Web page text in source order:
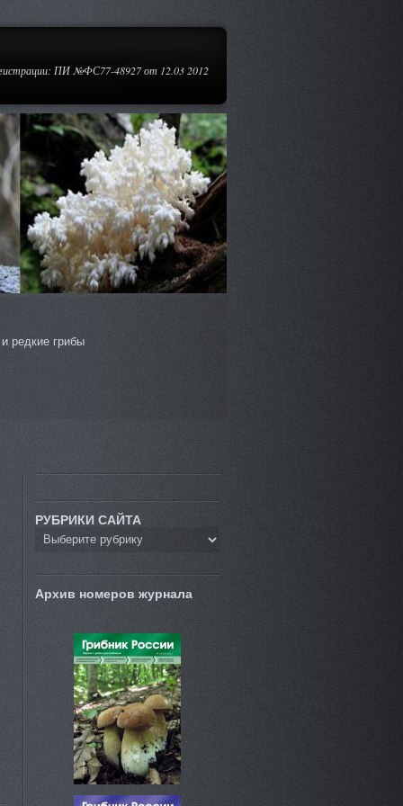
ПИ №ФС77-48927 от 12.03 2012
редкие грибы
РУБРИКИ САЙТА
Архив номеров журнала